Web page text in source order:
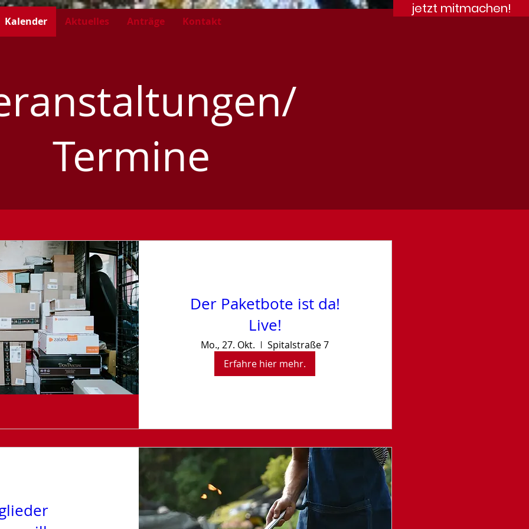
jetzt mitmachen!
Kalender Aktuelles Anträge Kontakt
Termine
Der Paketbote ist da!
Live!
Mo., 27. Okt.
Spitalstraße 7
Erfahre hier mehr.